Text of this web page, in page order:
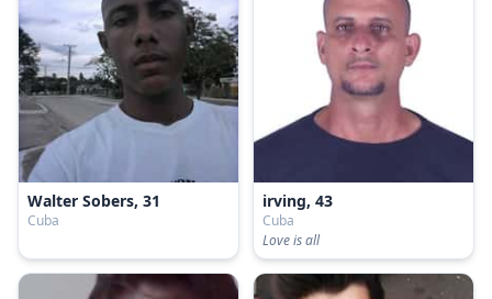
Walter Sobers, 31
Cuba
irving, 43
Cuba
Love is all